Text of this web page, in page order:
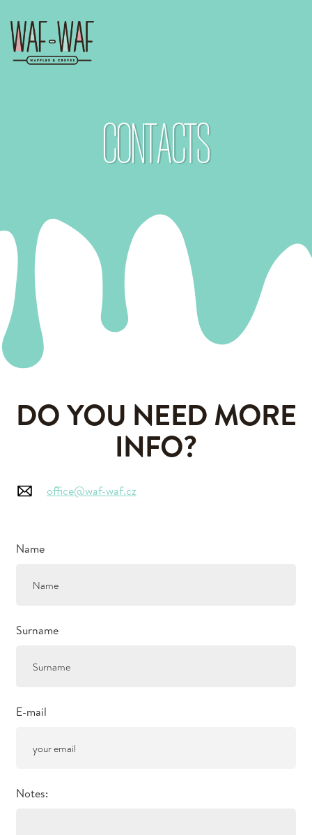
CONTACTS
DO YOU NEED MORE
INFO?
office@waf-waf.cz
Name
Surname
E-mail
Notes: